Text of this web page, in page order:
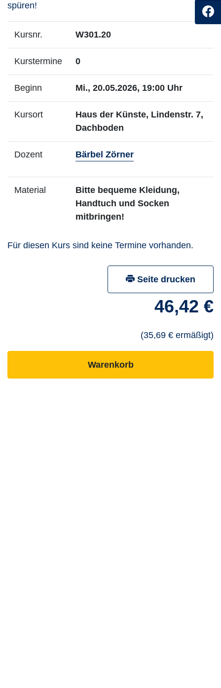
spüren!
Kursnr. W301.20
Kurstermine 0
Beginn Mi., 20.05.2026, 19:00 Uhr
Kursort
Haus der Künste, Lindenstr. 7,
Dachboden
Dozent Bärbel Zörner- Mehr Infos zum
Material
Bitte bequeme Kleidung,
Handtuch und Socken
mitbringen!
Für diesen Kurs sind keine Termine vorhanden.
Seite drucken
46,42 €
(35,69 € ermäßigt)
Warenkorb- ausgebuchten